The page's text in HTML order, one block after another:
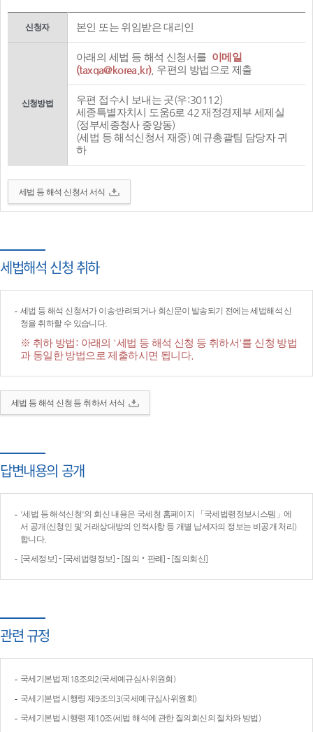
신청자 본인 또는 위임받은 대리인
신청방법
아래의 세법 등 해석 신청서를 이메일
(taxqa@korea.kr), 우편의 방법으로 제출
우편 접수시 보내는 곳(우:30112)
세종특별자치시 도움6로 42 재정경제부 세제실
(정부세종청사 중앙동)
(세법 등 해석신청서 재중) 예규총괄팀 담당자 귀
하
세법 등 해석 신청서 서식
세법해석 신청 취하
세법 등 해석 신청서가 이송·반려되거나 회신문이 발송되기 전에는 세법해석 신
청을 취하할 수 있습니다.
※ 취하 방법: 아래의 '세법 등 해석 신청 등 취하서'를 신청 방법
과 동일한 방법으로 제출하시면 됩니다.
세법 등 해석 신청 등 취하서 서식
답변내용의 공개
'세법 등 해석신청'의 회신 내용은 국세청 홈페이지 「국세법령정보시스템」에
서 공개(신청인 및 거래상대방의 인적사항 등 개별 납세자의 정보는 비공개 처리)
합니다.
[국세정보] - [국세법령정보] - [질의‧판례] - [질의회신]
관련 규정
국세기본법 제18조의2(국세예규심사위원회)
국세기본법 시행령 제9조의3(국세예규심사위원회)
국세기본법 시행령 제10조(세법 해석에 관한 질의회신의 절차와 방법)